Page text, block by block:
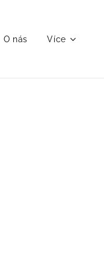
O nás Více